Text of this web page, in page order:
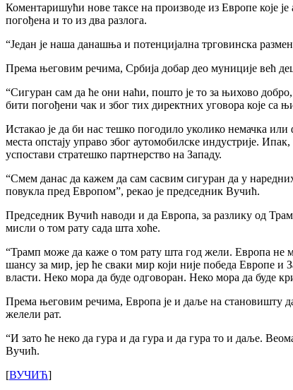
Коментаришући нове таксе на производе из Европе које
погођена и то из два разлога.
“Један је наша данашња и потенцијална трговинска
Према његовим речима, Србија добар део муниције већ
“Сигуран сам да ће они наћи, пошто је то за њихово
бити погођени чак и због тих директних уговора које са
Истакао је да би нас тешко погодило уколико немачка
места опстају управо због аутомобилске индустрије.
успостави стратешко партнерство на Западу.
“Смем данас да кажем да сам сасвим сигуран да у
повукла пред Европом”, рекао је председник Вучић.
Председник Вучић наводи и да Европа, за разлику од
мисли о том рату сада шта хоће.
“Трамп може да каже о том рату шта год жели. Европа не
шансу за мир, јер ће сваки мир који није победа Европе и
власти. Неко мора да буде одговоран. Неко мора да буде
Према његовим речима, Европа је и даље на становишту да
желели рат.
“И зато ће неко да гура и да гура и да гура то и даље.
Вучић.
[ВУЧИЋ]